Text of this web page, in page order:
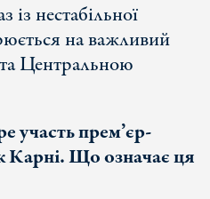
нестабільної
на важливий
Центральною
участь прем’єр-
Карні. Що означає ця